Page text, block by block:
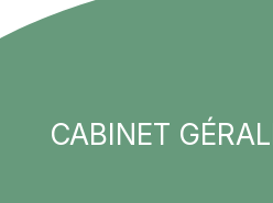
CABINET